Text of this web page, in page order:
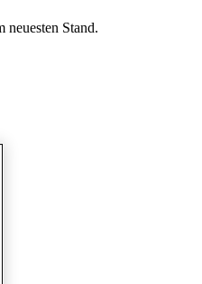
neuesten Stand.